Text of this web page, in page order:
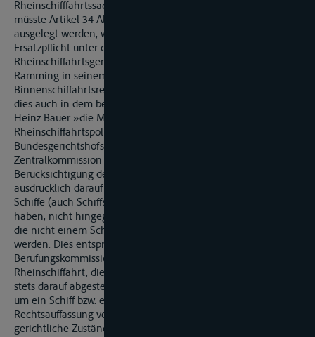
Rheinschifffahrtssachen i.S.d. Artikel 34 MA gehört. Außerdem
müsste Artikel 34 Abs. 2 c MA gegen seinen Wortlaut
ausgelegt werden, wenn man die vorbeschriebene
Ersatzpflicht unter die Entscheidungskompetenz der
Rheinschiffahrtsgerichte stellen wollte. Dies deutet bereits
Ramming in seinem Hamburger Handbuch zum
Binnenschiffahrtsrecht unter Rd-Nr. 690 an. Bestätigt wird
dies auch in dem beklagtenseits zitierten Vortrag von Karl-
Heinz Bauer »die Mannheimer Akte und die
Rheinschiffahrtspolizeiverordnung in der Rechtsprechung des
Bundesgerichtshofs und der Berufungskammer der
Zentralkommission für die Rheinschiffahrt«. Er weist unter
Berücksichtigung des Wortlautes von Artikel 34 Abs. 2 c MA
ausdrücklich darauf hin, dass es dort um Schäden geht, die
Schiffe (auch Schiffsführer und sonstiges Personal) verursacht
haben, nicht hingegen um Schäden, die Schiffen von Dritten,
die nicht einem Schiff zugeordnet werden können, zugefügt
werden. Dies entspricht auch der Meinung der
Berufungskommission bzw. Zentralkommission der
Rheinschiffahrt, die nach zutreffendem Hinweis von Bauer
stets darauf abgestellt haben, ob es sich bei dem Schädiger
um ein Schiff bzw. einen Schiffer gehandelt hat. Dieselbe
Rechtsauffassung vertritt Hoffmann in seinem Buch »die
gerichtliche Zuständigkeit in Binnenschiffahrtssachen«,